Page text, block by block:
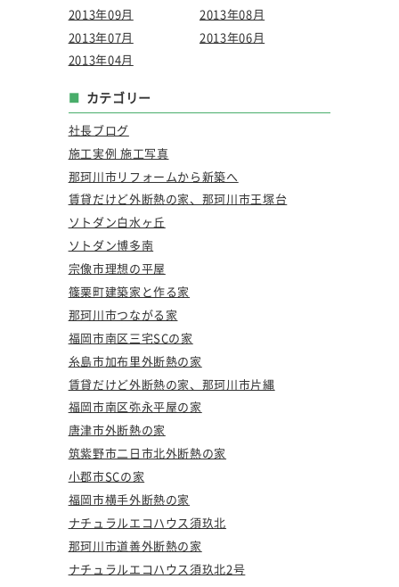
2013年09月
2013年08月
2013年07月
2013年06月
2013年04月
カテゴリー
社長ブログ
施工実例 施工写真
那珂川市リフォームから新築へ
賃貸だけど外断熱の家、那珂川市王塚台
ソトダン白水ヶ丘
ソトダン博多南
宗像市理想の平屋
篠栗町建築家と作る家
那珂川市つながる家
福岡市南区三宅SCの家
糸島市加布里外断熱の家
賃貸だけど外断熱の家、那珂川市片縄
福岡市南区弥永平屋の家
唐津市外断熱の家
筑紫野市二日市北外断熱の家
小郡市SCの家
福岡市横手外断熱の家
ナチュラルエコハウス須玖北
那珂川市道善外断熱の家
ナチュラルエコハウス須玖北2号